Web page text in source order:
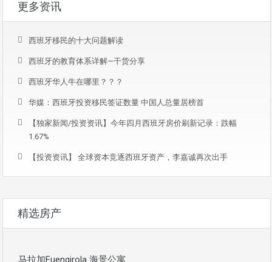
更多资讯
西班牙移民的十大问题解读
西班牙的教育体系详解—干货分享
西班牙华人牛在哪里？？？
华媒：西班牙投资移民签证数量 中国人总量居榜首
【独家新闻/投资资讯】今年四月西班牙房价刷新记录：跌幅
1.67%
【投资资讯】 全球资本竞逐西班牙资产，李嘉诚再次出手
精选房产
马拉加Fuengirola 海景公寓